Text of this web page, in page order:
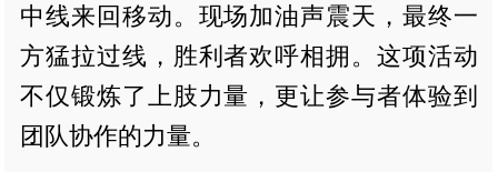
中线来回移动。现场加油声震天，最终一
方猛拉过线，胜利者欢呼相拥。这项活动
不仅锻炼了上肢力量，更让参与者体验到
团队协作的力量。